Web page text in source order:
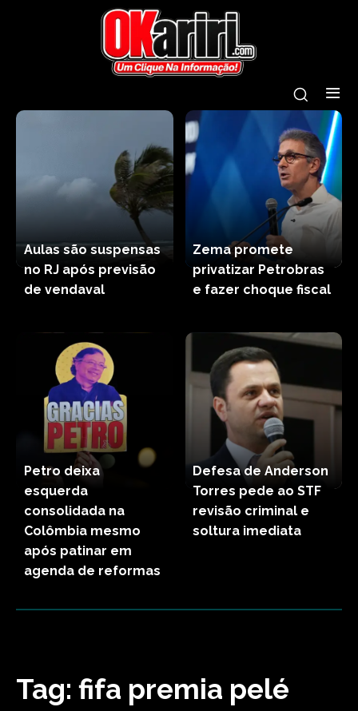
Aulas são suspensas
no RJ após previsão
de vendaval
Zema promete
privatizar Petrobras
e fazer choque fiscal
Petro deixa
esquerda
consolidada na
Colômbia mesmo
após patinar em
agenda de reformas
Defesa de Anderson
Torres pede ao STF
revisão criminal e
soltura imediata
Tag: fifa premia pelé